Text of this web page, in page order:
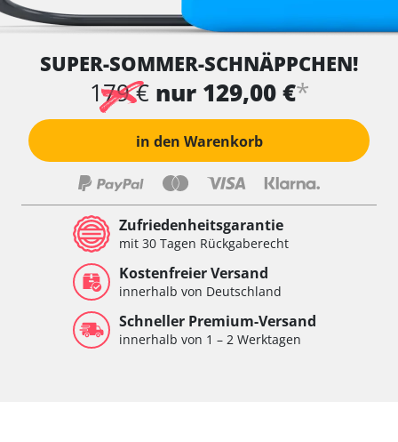
SUPER-SOMMER-SCHNÄPPCHEN!
179 € nur 129,00 €*
in den Warenkorb
Zufriedenheitsgarantie
mit 30 Tagen Rückgaberecht
Kostenfreier Versand
innerhalb von Deutschland
Schneller Premium-Versand
innerhalb von 1 – 2 Werktagen